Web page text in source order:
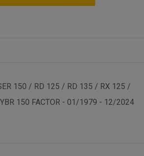
150 / RD 125 / RD 135 / RX 125 /
150 FACTOR - 01/1979 - 12/2024